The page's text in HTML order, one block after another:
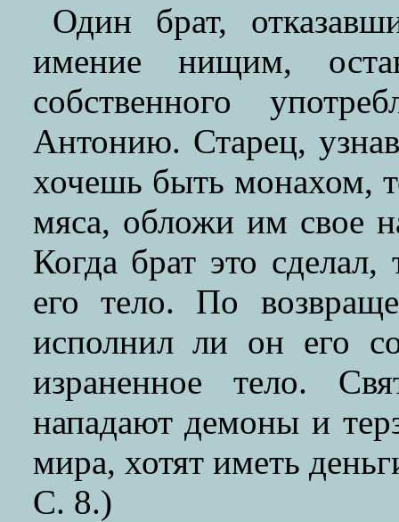
Один брат,
имение нищим,
собственного
Антонию. Старец,
хочешь быть монахом,
мяса, обложи им свое
Когда брат это
его тело. По
исполнил ли он его
израненное тело.
нападают демоны и
мира, хотят иметь
С. 8.)